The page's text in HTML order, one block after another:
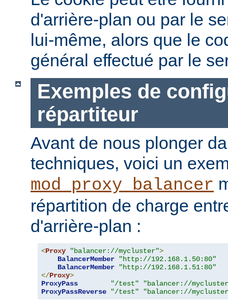
d'arrière-plan ou par le
lui-même, alors que le
général effectué par le
Exemples de
répartiteur
Avant de nous plonger
techniques, voici un
mod_proxy_balancer
répartition de charge
d'arrière-plan :
<Proxy "balancer://mycluster">
BalancerMember
"http://192.168.1.50:80"
BalancerMember
"http://192.168.1.51:80"
</Proxy>
ProxyPass
"/test"
"balancer://
ProxyPassReverse
"/test" "balancer://